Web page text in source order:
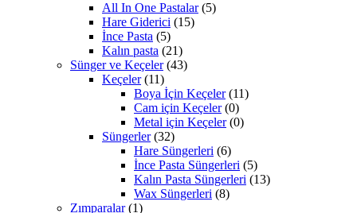
All In One Pastalar (5)
Hare Giderici (15)
İnce Pasta (5)
Kalın pasta (21)
Sünger ve Keçeler (43)
Keçeler (11)
Boya İçin Keçeler (11)
Cam için Keçeler (0)
Metal için Keçeler (0)
Süngerler (32)
Hare Süngerleri (6)
İnce Pasta Süngerleri (5)
Kalın Pasta Süngerleri (13)
Wax Süngerleri (8)
Zımparalar (1)